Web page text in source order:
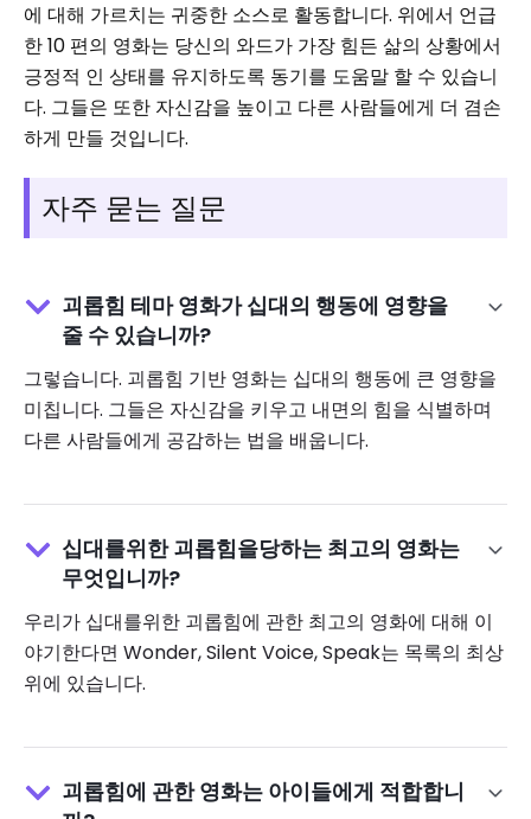
에 대해 가르치는 귀중한 소스로 활동합니다. 위에서 언급
한 10 편의 영화는 당신의 와드가 가장 힘든 삶의 상황에서
긍정적 인 상태를 유지하도록 동기를 도움말 할 수 있습니
다. 그들은 또한 자신감을 높이고 다른 사람들에게 더 겸손
하게 만들 것입니다.
자주 묻는 질문
괴롭힘 테마 영화가 십대의 행동에 영향을
줄 수 있습니까?
그렇습니다. 괴롭힘 기반 영화는 십대의 행동에 큰 영향을
미칩니다. 그들은 자신감을 키우고 내면의 힘을 식별하며
다른 사람들에게 공감하는 법을 배웁니다.
십대를위한 괴롭힘을당하는 최고의 영화는
무엇입니까?
우리가 십대를위한 괴롭힘에 관한 최고의 영화에 대해 이
야기한다면 Wonder, Silent Voice, Speak는 목록의 최상
위에 있습니다.
괴롭힘에 관한 영화는 아이들에게 적합합니